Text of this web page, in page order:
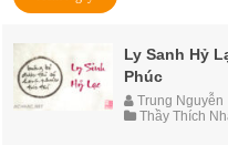
Ly Sanh Hỷ
Phúc
Trung Nguyễn
Thầy Thích